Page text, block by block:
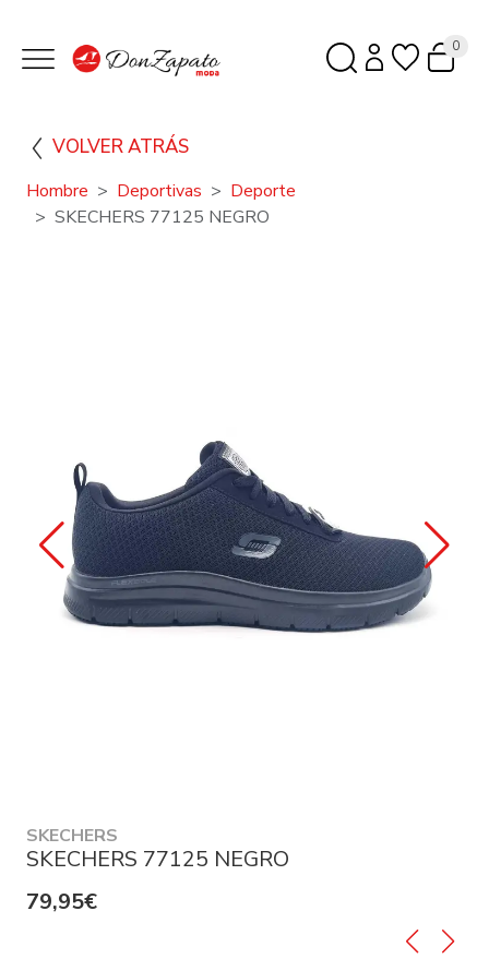
0
VOLVER ATRÁS
Hombre Deportivas
Deporte
SKECHERS 77125 NEGRO
SKECHERS
SKECHERS 77125 NEGRO
79,95€